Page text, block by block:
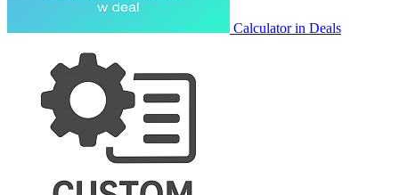
Calculator in Deals